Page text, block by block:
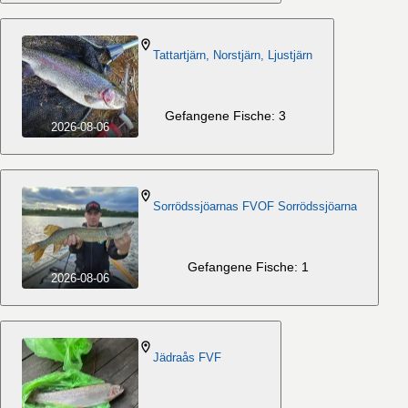
2026-08-06
Tattartjärn, Norstjärn, Ljustjärn
Gefangene Fische: 3
2026-08-06
Sorrödssjöarnas FVOF Sorrödssjöarna
Gefangene Fische: 1
Jädraås FVF